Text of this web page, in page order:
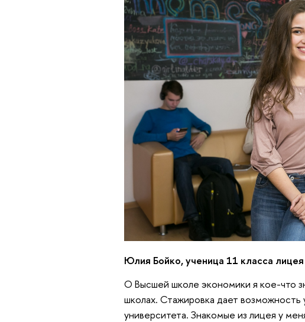
Юлия Бойко, ученица 11 класса
О Высшей школе экономики я кое-что
школах. Стажировка дает возможность
университета. Знакомые из лицея у